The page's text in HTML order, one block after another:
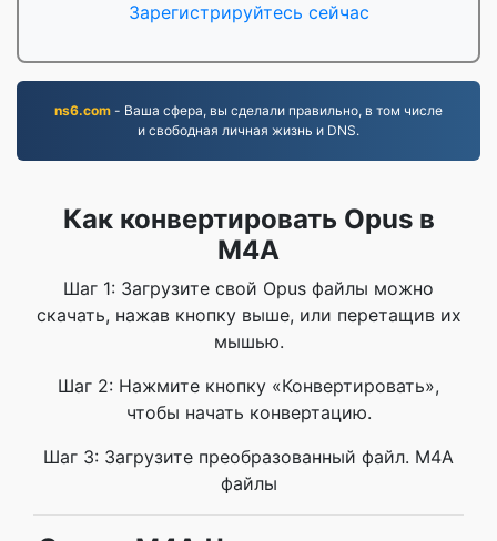
Зарегистрируйтесь сейчас
ns6.com - Ваша сфера, вы сделали правильно, в том числе
и свободная личная жизнь и DNS.
Как конвертировать Opus в
M4A
Шаг 1: Загрузите свой Opus файлы можно
скачать, нажав кнопку выше, или перетащив их
мышью.
Шаг 2: Нажмите кнопку «Конвертировать»,
чтобы начать конвертацию.
Шаг 3: Загрузите преобразованный файл. M4A
файлы